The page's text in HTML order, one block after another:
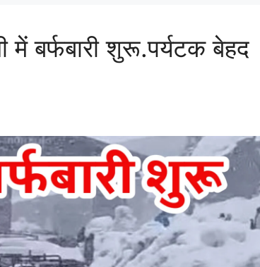
बर्फबारी शुरू.पर्यटक बेहद